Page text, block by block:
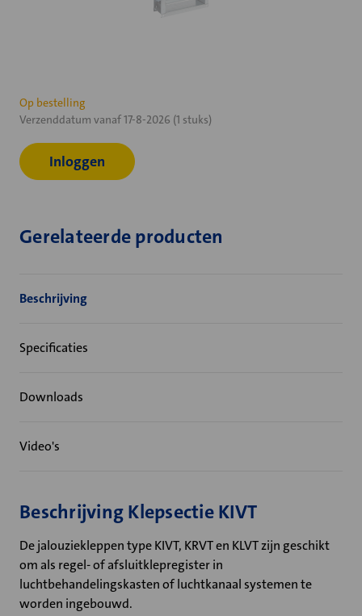
Huidige
voorraad:
Op bestelling
Verzenddatum vanaf 17-8-2026 (1 stuks)
Inloggen
Gerelateerde producten
Beschrijving
Specificaties
Downloads
Video's
Beschrijving Klepsectie KIVT
De jalouziekleppen type KIVT, KRVT en KLVT zijn geschikt
om als regel- of afsluitklepregister in
luchtbehandelingskasten of luchtkanaal systemen te
worden ingebouwd.